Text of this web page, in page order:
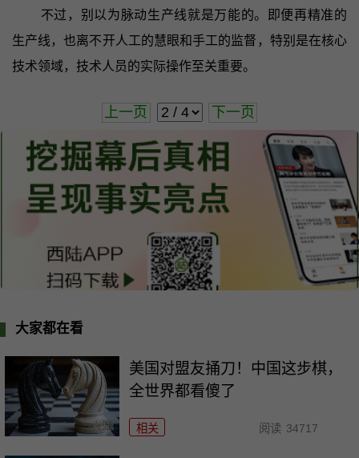
不过，别以为脉动生产线就是万能的。即便再精准的
生产线，也离不开人工的慧眼和手工的监督，特别是在核心
技术领域，技术人员的实际操作至关重要。
上一页 下一页
大家都在看
美国对盟友捅刀！中国这步棋，
全世界都看傻了
相关 阅读 34717